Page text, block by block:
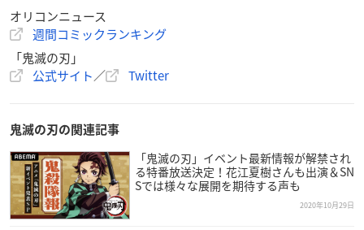
オリコンニュース
週間コミックランキング
「鬼滅の刃」
公式サイト／ Twitter
鬼滅の刃の関連記事
「鬼滅の刃」イベント最新情報が解禁され
る特番放送決定！花江夏樹さんも出演＆SN
Sでは様々な展開を期待する声も
2020年10月29日